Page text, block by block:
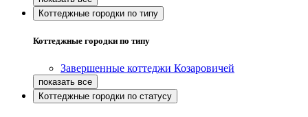
Коттеджные городки по типу
Коттеджные городки по типу
Завершенные коттеджи Козаровичей
Коттеджные городки по статусу